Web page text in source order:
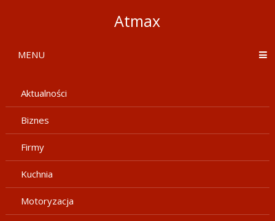
Atmax
MENU
Aktualności
Biznes
Firmy
Kuchnia
Motoryzacja